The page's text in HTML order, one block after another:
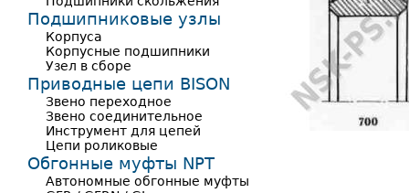
Подшипниковые узлы
Корпуса
Корпусные подшипники
Узел в сборе
Приводные цепи BISON
Звено переходное
Звено соединительное
Инструмент для цепей
Цепи роликовые
Обгонные муфты NPT
Автономные обгонные муфты